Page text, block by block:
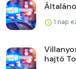
1 nap
hajtó